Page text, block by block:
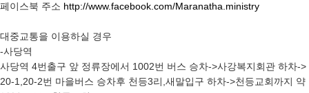
페이스북 주소 http://www.facebook.com/Maranatha.ministry
대중교통을 이용하실 경우
-사당역
사당역 4번출구 앞 정류장에서 1002번 버스 승차->사강복지회관 하차->
20-1,20-2번 마을버스 승차후 천등3리,새말입구 하차->천등교회까지 약